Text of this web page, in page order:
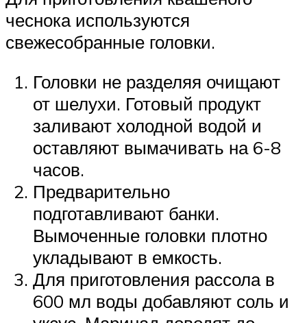
чеснока используются
свежесобранные головки.
Головки не разделяя очищают
от шелухи. Готовый продукт
заливают холодной водой и
оставляют вымачивать на 6-8
часов.
Предварительно
подготавливают банки.
Вымоченные головки плотно
укладывают в емкость.
Для приготовления рассола в
600 мл воды добавляют соль и